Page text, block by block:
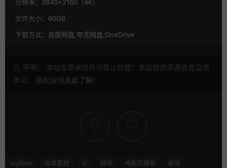
分辨率： 3840×2160（4K）
文件大小： 60GB
下载方式： 百度网盘,夸克网盘,OneDrive
声明： 本站文章未经许可禁止转载！本站仅供资源信息交流
学习， 版权说明点此了解 ！
bigfilms 合成素材 火 特效 电影风模板
能量